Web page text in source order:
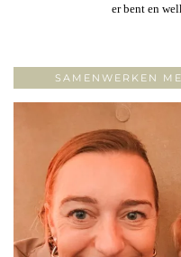
er bent en
SAMENWERKEN